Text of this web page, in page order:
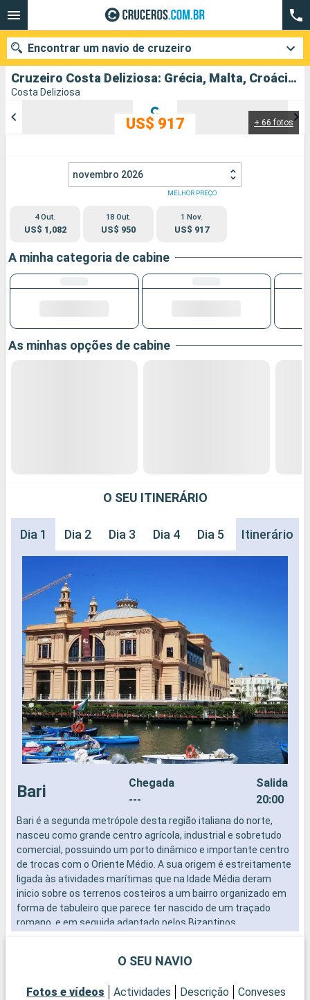
Cruzeiro Costa Deliziosa: Grécia, Malta, Croácia, Itália partindo de Bari
Costa Deliziosa
+ 66 fotos
US$ 917
novembro 2026
4 Out.
US$ 1,082
18 Out.
US$ 950
MELHOR PREÇO
1 Nov.
US$ 917
A minha categoria de cabine
As minhas opções de cabine
O SEU ITINERÁRIO
Dia 1 Dia 2 Dia 3 Dia 4 Dia 5 Dia 6 Dia
Itinerário
Bari
Chegada
---
Salida
20:00
Bari é a segunda metrópole desta região italiana do norte,
nasceu como grande centro agrícola, industrial e sobretudo
comercial, possuindo um porto dinâmico e importante centro
de trocas com o Oriente Médio. A sua origem é estreitamente
ligada às atividades marítimas que na Idade Média deram
inicio sobre os terrenos costeiros a um bairro organizado em
forma de tabuleiro que parece ter nascido de um traçado
romano, e em seguida adaptado pelos Bizantinos.
O SEU NAVIO
Fotos e vídeos Actividades Descrição Conveses
Encontrar um navio de cruzeiro
Companhias
Pesquisar